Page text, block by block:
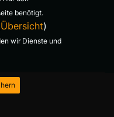
benötigt.
Übersicht)
wir Dienste und